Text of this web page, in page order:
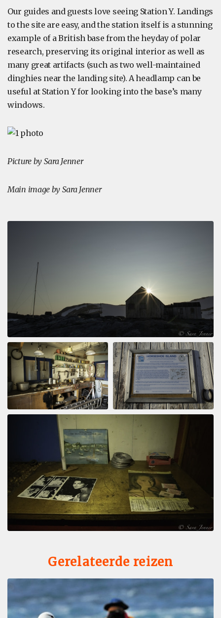
Our guides and guests love seeing Station Y. Landings
to the site are easy, and the station itself is a stunning
example of a British base from the heyday of polar
research, preserving its original interior as well as
many great artifacts (such as two well-maintained
dinghies near the landing site). A headlamp can be
useful at Station Y for looking into the base’s many
windows.
Picture by Sara Jenner
Main image by Sara Jenner
Gerelateerde reizen